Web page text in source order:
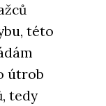
této
útrob
tedy